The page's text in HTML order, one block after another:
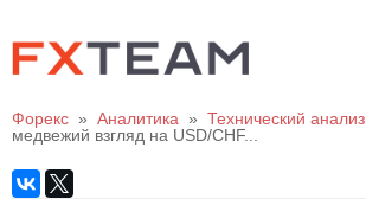
Форекс » Аналитика » Технический анализ
медвежий взгляд на USD/CHF...